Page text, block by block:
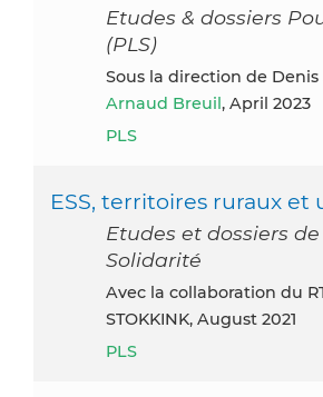
Etudes & dossiers
(PLS)
Sous la direction de Denis
Arnaud Breuil, April 2023
PLS
ESS, territoires ruraux et
Etudes et dossiers
Solidarité
avec la collaboration du RTES Denis
STOKKINK, August 2021
PLS